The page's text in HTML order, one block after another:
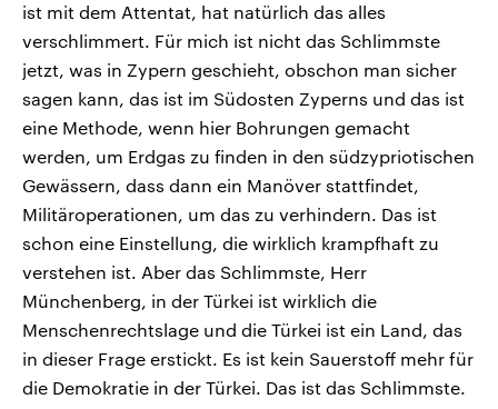
ist mit dem Attentat, hat natürlich das alles
verschlimmert. Für mich ist nicht das Schlimmste
jetzt, was in Zypern geschieht, obschon man sicher
sagen kann, das ist im Südosten Zyperns und das ist
eine Methode, wenn hier Bohrungen gemacht
werden, um Erdgas zu finden in den südzypriotischen
Gewässern, dass dann ein Manöver stattfindet,
Militäroperationen, um das zu verhindern. Das ist
schon eine Einstellung, die wirklich krampfhaft zu
verstehen ist. Aber das Schlimmste, Herr
Münchenberg, in der Türkei ist wirklich die
Menschenrechtslage und die Türkei ist ein Land, das
in dieser Frage erstickt. Es ist kein Sauerstoff mehr für
die Demokratie in der Türkei. Das ist das Schlimmste.